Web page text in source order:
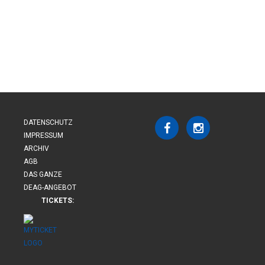
DATENSCHUTZ
IMPRESSUM
ARCHIV
AGB
DAS GANZE
DEAG-ANGEBOT
TICKETS: